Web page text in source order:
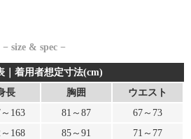
− size & spec −
｜着用者想定寸法(cm)
長 胸囲
ウエスト
163 81～87
67～73
168 85～91
71～77